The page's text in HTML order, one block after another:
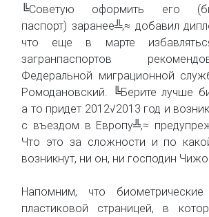
╚Советую оформить его
паспорт) заранее╩,≈ добавил
что еще в марте
загранпаспортов
Федеральной миграционной
Ромодановский. ╚Берите лучше
а то придет 2012√2013 год и
с въездом в Европу╩,≈
Что это за сложности и по
возникнут, ни он, ни господин
Напомним, что
пластиковой страницей, в